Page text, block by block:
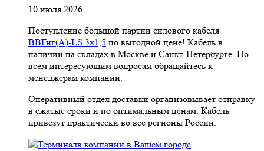
10 июля 2026
Поступление большой партии силового кабеля
ВВГнг(A)-LS 3х1,5 по выгодной цене! Кабель в
наличии на складах в Москве и Санкт-Петербурге. По
всем интересующим вопросам обращайтесь к
менеджерам компании.
Оперативный отдел доставки организовывает отправку
в сжатые сроки и по оптимальным ценам. Кабель
привезут практически во все регионы России.